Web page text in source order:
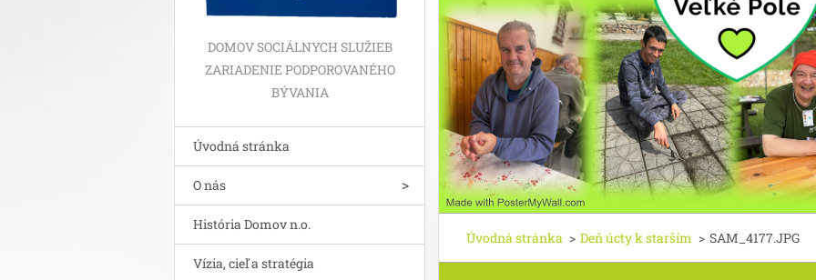
DOMOV SOCIÁLNYCH SLUŽIEB
ZARIADENIE PODPOROVANÉHO
BÝVANIA
Úvodná stránka
O nás
História Domov n.o.
Vízia, cieľ a stratégia
Úvodná stránka > Deň úcty k starším > SAM_4177.JPG